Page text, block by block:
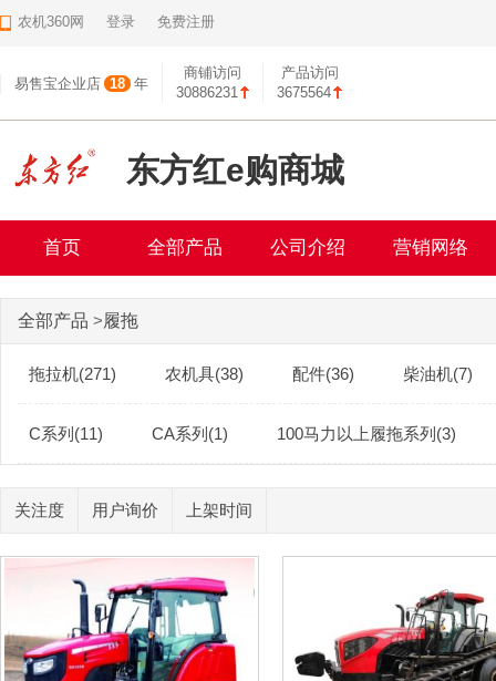
农机360网 登录 免费注册
易售宝企业店 18 年
商铺访问
30886231
产品访问
3675564
东方红e购商城
首页 全部产品 公司介绍 营销网络
全部产品 >履拖
拖拉机(271) 农机具(38) 配件(36) 柴油机(7)
C系列(11) CA系列(1) 100马力以上履拖系列(3)
关注度 用户询价 上架时间